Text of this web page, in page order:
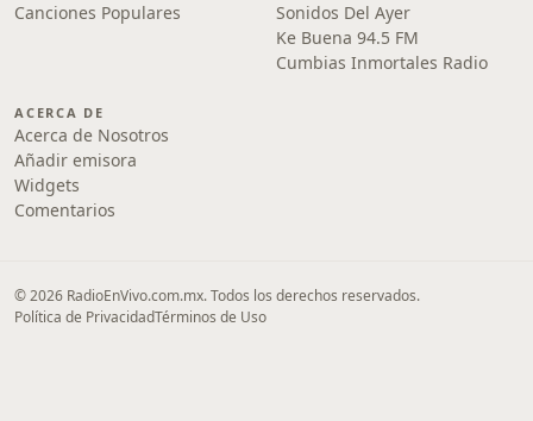
Canciones Populares
Sonidos Del Ayer
Ke Buena 94.5 FM
Cumbias Inmortales Radio
ACERCA DE
Acerca de Nosotros
Añadir emisora
Widgets
Comentarios
© 2026 RadioEnVivo.com.mx. Todos los derechos reservados.
Política de PrivacidadTérminos de Uso